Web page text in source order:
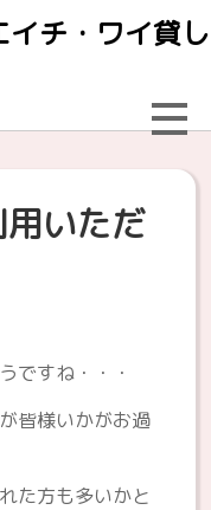
イチ・ワイ貸し
いただ
ですね・・・
皆様いかがお過
た方も多いかと